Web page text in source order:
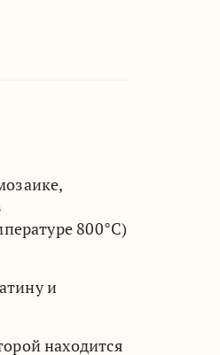
800°C)
и
находится